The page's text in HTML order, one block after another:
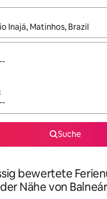
verfügbar sind,
Suche
bewertete
Nähe von